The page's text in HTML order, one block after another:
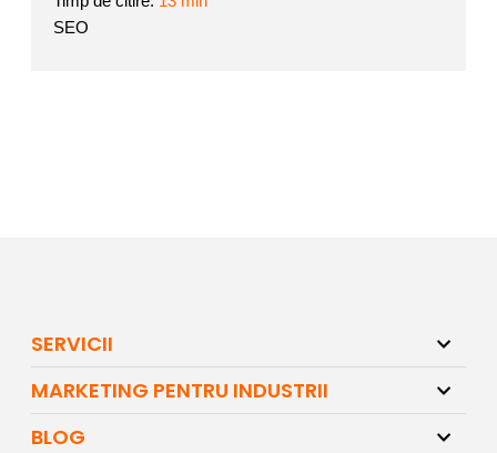
SEO
SERVICII
MARKETING PENTRU INDUSTRII
BLOG